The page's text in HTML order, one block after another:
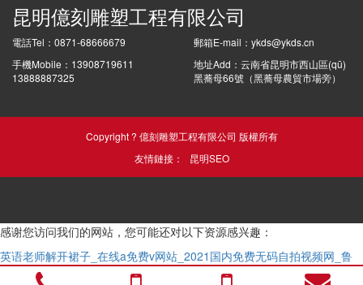
昆明億刻雕塑工程有限公司
電話Tel：0871-68666679
手機Mobile：13908719611
13888887325
郵箱E-mail：ykds@ykds.cn
地址Add：云南省昆明市西山區(qū)
黑蕎母66號（黑蕎母農貿市場旁）
Copyright ? 億刻雕塑工程有限公司 版權所有
友情鏈接：
昆明SEO
感谢您访问我们的网站，您可能还对以下资源感兴趣：
英语老师解开裙子_在线a免费v网站_2021国内免费无码自拍视频网_鲁
丝片一区鲁丝片二区鲁丝